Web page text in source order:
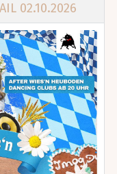
02.10.2026